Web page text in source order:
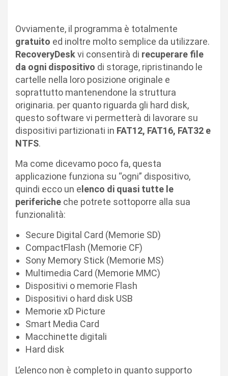
Ovviamente, il programma è totalmente
gratuito ed inoltre molto semplice da utilizzare.
RecoveryDeskvi consentirà di recuperare file
da ogni dispositivo di storage, ripristinando le
cartelle nella loro posizione originale e
soprattutto mantenendone la struttura
originaria. per quanto riguarda gli hard disk,
questo software vi permetterà di lavorare su
dispositivi partizionati in FAT12, FAT16, FAT32 e
NTFS.
Ma come dicevamo poco fa, questa
applicazione funziona su “ogni” dispositivo,
quindi ecco un elenco di quasi tutte le
periferiche che potrete sottoporre alla sua
funzionalità:
Secure Digital Card (Memorie SD)
CompactFlash (Memorie CF)
Sony Memory Stick (Memorie MS)
Multimedia Card (Memorie MMC)
Dispositivi o memorie Flash
Dispositivi o hard disk USB
Memorie xD Picture
Smart Media Card
Macchinette digitali
Hard disk
L’elenco non è completo in quanto supporto